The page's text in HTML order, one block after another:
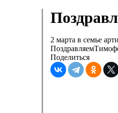
2 марта в семье
Поделиться